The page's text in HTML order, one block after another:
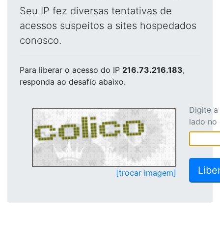
Seu IP fez diversas tentativas de
acessos suspeitos a sites hospedados
conosco.
Para liberar o acesso do IP 216.73.216.183,
responda ao desafio abaixo.
[trocar imagem]
Digite
lado no